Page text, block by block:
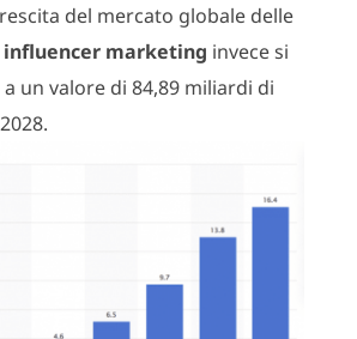
del mercato globale delle
influencer marketing invece si
un valore di 84,89 miliardi di